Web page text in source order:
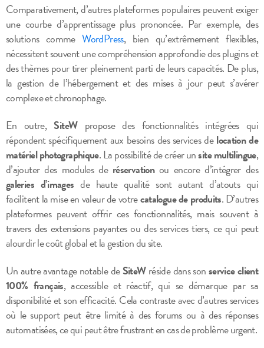
Comparativement, d’autres plateformes populaires peuvent exiger
une courbe d’apprentissage plus prononcée. Par exemple, des
solutions commeWordPress, bien qu’extrêmement flexibles,
nécessitent souvent une compréhension approfondie des plugins et
des thèmes pour tirer pleinement parti de leurs capacités. De plus,
la gestion de l’hébergement et des mises à jour peut s’avérer
complexe et chronophage.
En outre, SiteWpropose des fonctionnalités intégrées qui
répondent spécifiquement aux besoins des services delocation de
matériel photographique. La possibilité de créer unsite multilingue,
d’ajouter des modules de réservationou encore d’intégrer des
galeries d’images de haute qualité sont autant d’atouts qui
facilitent la mise en valeur de votrecatalogue de produits. D’autres
plateformes peuvent offrir ces fonctionnalités, mais souvent à
travers des extensions payantes ou des services tiers, ce qui peut
alourdir le coût global et la gestion du site.
Un autre avantage notable deSiteWréside dans sonservice client
100% français, accessible et réactif, qui se démarque par sa
disponibilité et son efficacité. Cela contraste avec d’autres services
où le support peut être limité à des forums ou à des réponses
automatisées, ce qui peut être frustrant en cas de problème urgent.